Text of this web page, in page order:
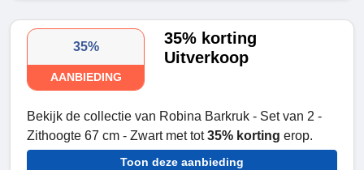
35%
AANBIEDING
35% korting
Uitverkoop
Bekijk de collectie van Robina Barkruk - Set van 2 -
Zithoogte 67 cm - Zwart met tot35% korting erop.
Toon deze aanbieding